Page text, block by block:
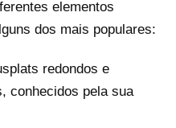
elementos
dos mais populares:
redondos e
conhecidos pela sua